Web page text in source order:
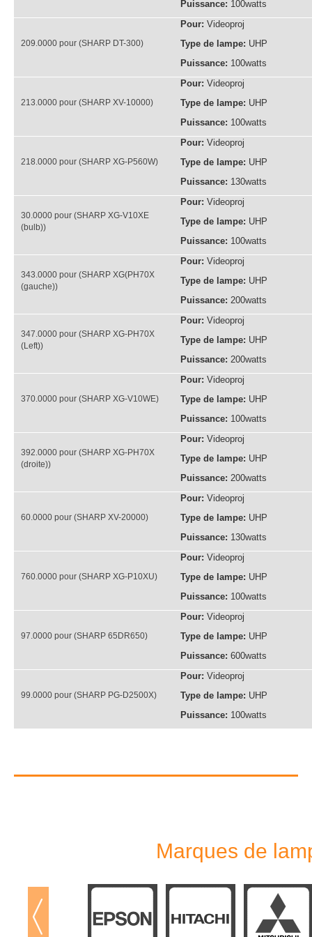
Puissance: 100watts
209.0000 pour (SHARP DT-300)
Pour: Videoproj
Type de lampe: UHP
Puissance: 100watts
213.0000 pour (SHARP XV-10000)
Pour: Videoproj
Type de lampe: UHP
Puissance: 100watts
218.0000 pour (SHARP XG-P560W)
Pour: Videoproj
Type de lampe: UHP
Puissance: 130watts
30.0000 pour (SHARP XG-V10XE
(bulb))
Pour: Videoproj
Type de lampe: UHP
Puissance: 100watts
343.0000 pour (SHARP XG(PH70X
(gauche))
Pour: Videoproj
Type de lampe: UHP
Puissance: 200watts
347.0000 pour (SHARP XG-PH70X
(Left))
Pour: Videoproj
Type de lampe: UHP
Puissance: 200watts
370.0000 pour (SHARP XG-V10WE)
Pour: Videoproj
Type de lampe: UHP
Puissance: 100watts
392.0000 pour (SHARP XG-PH70X
(droite))
Pour: Videoproj
Type de lampe: UHP
Puissance: 200watts
60.0000 pour (SHARP XV-20000)
Pour: Videoproj
Type de lampe: UHP
Puissance: 130watts
760.0000 pour (SHARP XG-P10XU)
Pour: Videoproj
Type de lampe: UHP
Puissance: 100watts
97.0000 pour (SHARP 65DR650)
Pour: Videoproj
Type de lampe: UHP
Puissance: 600watts
99.0000 pour (SHARP PG-D2500X)
Pour: Videoproj
Type de lampe: UHP
Puissance: 100watts
Marques de